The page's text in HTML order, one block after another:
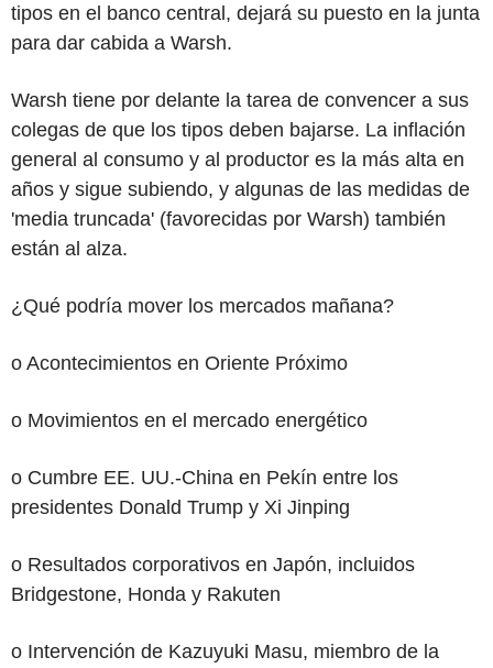
tipos en el banco central, dejará su puesto en la junta
para dar cabida a Warsh.
Warsh tiene por delante la tarea de convencer a sus
colegas de que los tipos deben bajarse. La inflación
general al consumo y al productor es la más alta en
años y sigue subiendo, y algunas de las medidas de
'media truncada' (favorecidas por Warsh) también
están al alza.
¿Qué podría mover los mercados mañana?
o Acontecimientos en Oriente Próximo
o Movimientos en el mercado energético
o Cumbre EE. UU.-China en Pekín entre los
presidentes Donald Trump y Xi Jinping
o Resultados corporativos en Japón, incluidos
Bridgestone, Honda y Rakuten
o Intervención de Kazuyuki Masu, miembro de la